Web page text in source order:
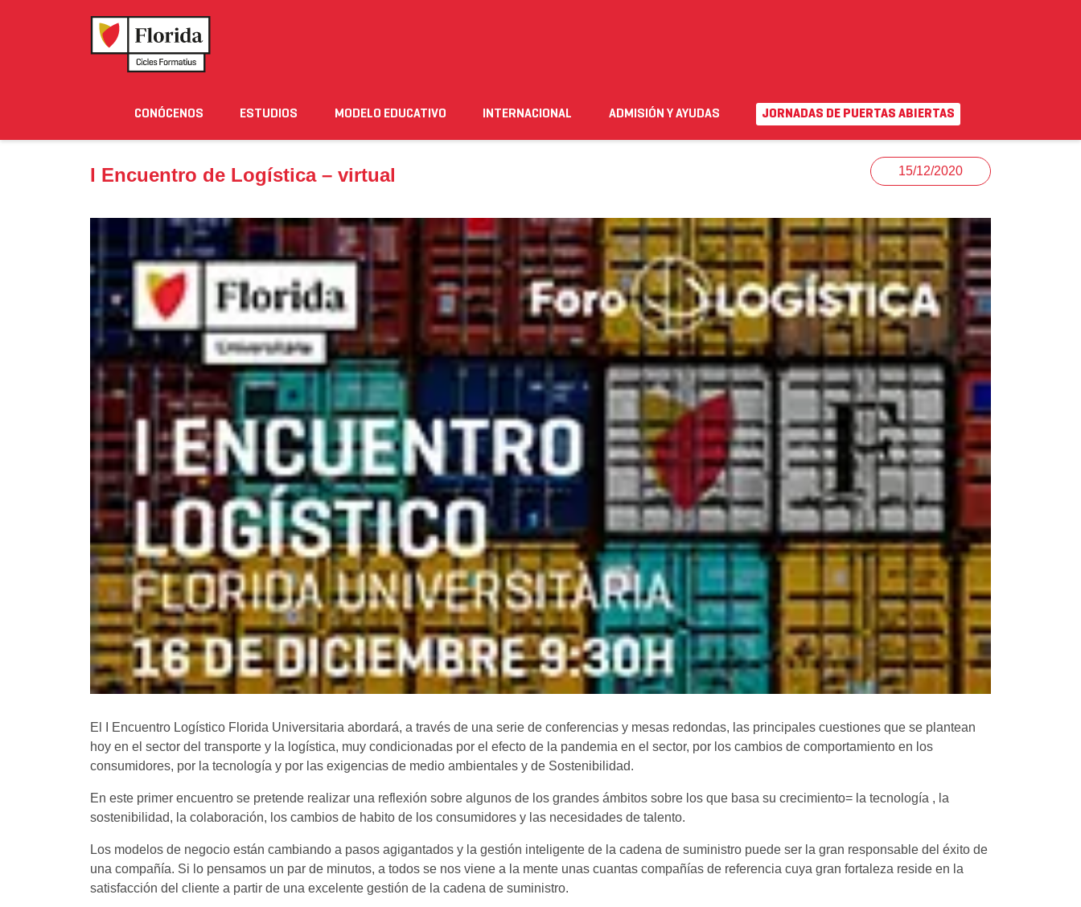
Noticias Eventos Blog Solicita Información Empleo Estudiante Futuro alumnado Necesito ayuda Campus virtual EN|VA
CONÓCENOS ESTUDIOS MODELO EDUCATIVO INTERNACIONAL ADMISIÓN Y AYUDAS JORNADAS DE PUERTAS ABIERTAS
I Encuentro de Logística – virtual 15/12/2020
El I Encuentro Logístico Florida Universitaria abordará, a través de una serie de conferencias y mesas redondas, las principales cuestiones que se plantean
hoy en el sector del transporte y la logística, muy condicionadas por el efecto de la pandemia en el sector, por los cambios de comportamiento en los
consumidores, por la tecnología y por las exigencias de medio ambientales y de Sostenibilidad.
En este primer encuentro se pretende realizar una reflexión sobre algunos de los grandes ámbitos sobre los que basa su crecimiento= la tecnología , la
sostenibilidad, la colaboración, los cambios de habito de los consumidores y las necesidades de talento.
Los modelos de negocio están cambiando a pasos agigantados y la gestión inteligente de la cadena de suministro puede ser la gran responsable del éxito de
una compañía. Si lo pensamos un par de minutos, a todos se nos viene a la mente unas cuantas compañías de referencia cuya gran fortaleza reside en la
satisfacción del cliente a partir de una excelente gestión de la cadena de suministro.